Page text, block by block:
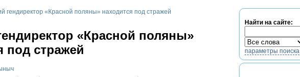
гендиректор «Красной поляны» находится под стражей
«Красной поляны»
под стражей
Найти на сайте:
параметры поиска